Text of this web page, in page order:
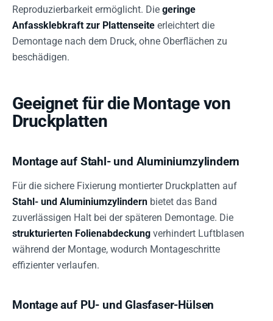
Reproduzierbarkeit ermöglicht. Die geringe
Anfassklebkraft zur Plattenseite erleichtert die
Demontage nach dem Druck, ohne Oberflächen zu
beschädigen.
Geeignet für die Montage von
Druckplatten
Montage auf Stahl- und Aluminiumzylindern
Für die sichere Fixierung montierter Druckplatten auf
Stahl- und Aluminiumzylindern bietet das Band
zuverlässigen Halt bei der späteren Demontage. Die
strukturierten Folienabdeckung verhindert Luftblasen
während der Montage, wodurch Montageschritte
effizienter verlaufen.
Montage auf PU- und Glasfaser-Hülsen